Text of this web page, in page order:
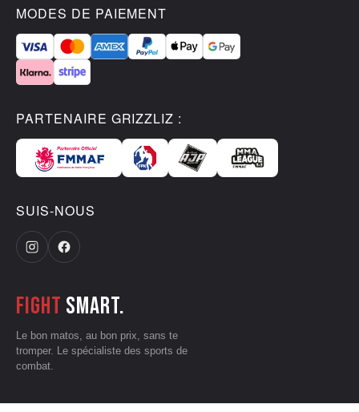
MODES DE PAIEMENT
PARTENAIRE GRIZZLIZ :
SUIS-NOUS
Fight smart.
Le bon matos, au bon prix, sans te
tromper. Le spécialiste des sports de
combat.